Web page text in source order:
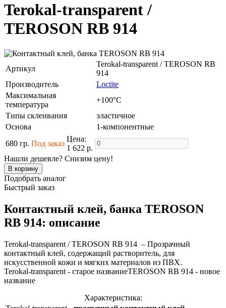
Terokal-transparent /
TEROSON RB 914
Артикул
Terokal-transparent / TEROSON RB
914
Производитель
Loctite
Максимальная
температура
+100°C
Типы склеивания
эластичное
Основа
1-компонентные
680 гр. Под заказ
Цена:
1 622 р.
Нашли дешевле? Снизим цену!
Подобрать аналог
Быстрый заказ
Контактный клей, банка TEROSON
RB 914: описание
Terokal-transparent / TEROSON RB 914 – Прозрачный
контактный клей, содержащий растворитель, для
искусственной кожи и мягких материалов из ПВХ.
Terokal-transparent - старое названиеTEROSON RB 914 - новое
название
Характеристика: